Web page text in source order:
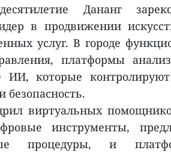
Дананг
в продвижении
услуг. В городе
платформы
ИИ, которые
безопасность.
виртуальных
инструменты,
процедуры, и